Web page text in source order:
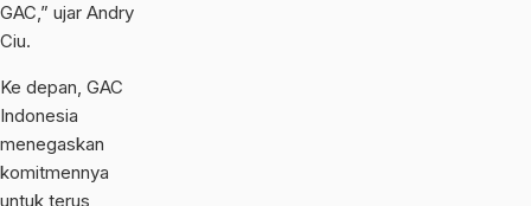
GAC,” ujar Andry
Ciu.
Ke depan, GAC
Indonesia
menegaskan
komitmennya
untuk terus